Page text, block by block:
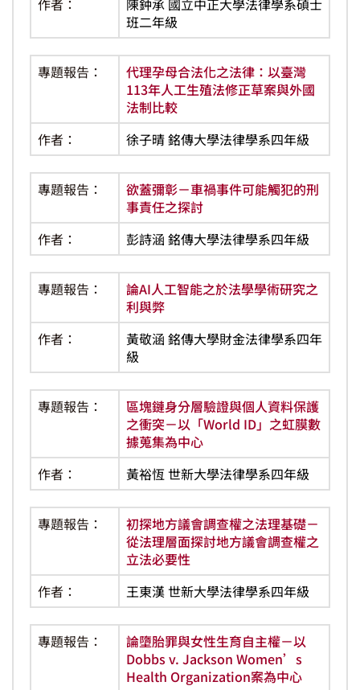
作者：
陳鈡承 國立中正大學法律學系碩士
班二年級
專題報告：
代理孕母合法化之法律：以臺灣
113年人工生殖法修正草案與外國
法制比較
作者：
徐子晴 銘傳大學法律學系四年級
專題報告：
欲蓋彌彰－車禍事件可能觸犯的刑
事責任之探討
作者：
彭詩涵 銘傳大學法律學系四年級
專題報告：
論AI人工智能之於法學學術研究之
利與弊
作者：
黃敬涵 銘傳大學財金法律學系四年
級
專題報告：
區塊鏈身分層驗證與個人資料保護
之衝突－以「World ID」之虹膜數
據蒐集為中心
作者：
黃裕恆 世新大學法律學系四年級
專題報告：
初探地方議會調查權之法理基礎－
從法理層面探討地方議會調查權之
立法必要性
作者：
王東漢 世新大學法律學系四年級
專題報告：
論墮胎罪與女性生育自主權－以
Dobbs v. Jackson Women’s
Health Organization案為中心